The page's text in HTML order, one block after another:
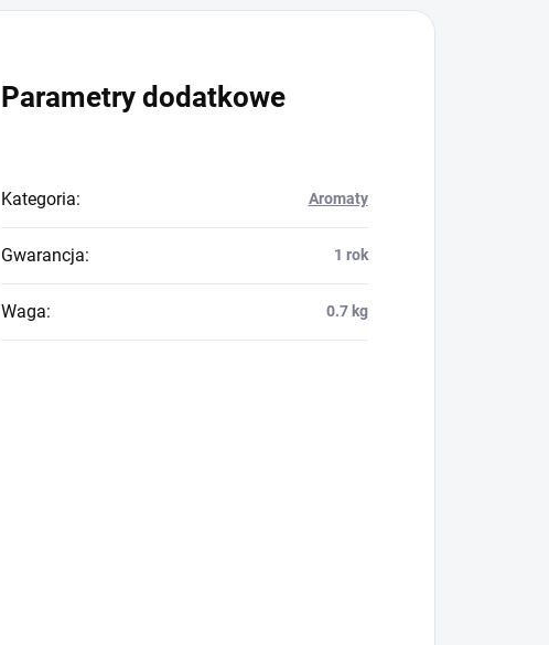
Parametry dodatkowe
Kategoria: Aromaty
Gwarancja: 1 rok
Waga: 0.7 kg